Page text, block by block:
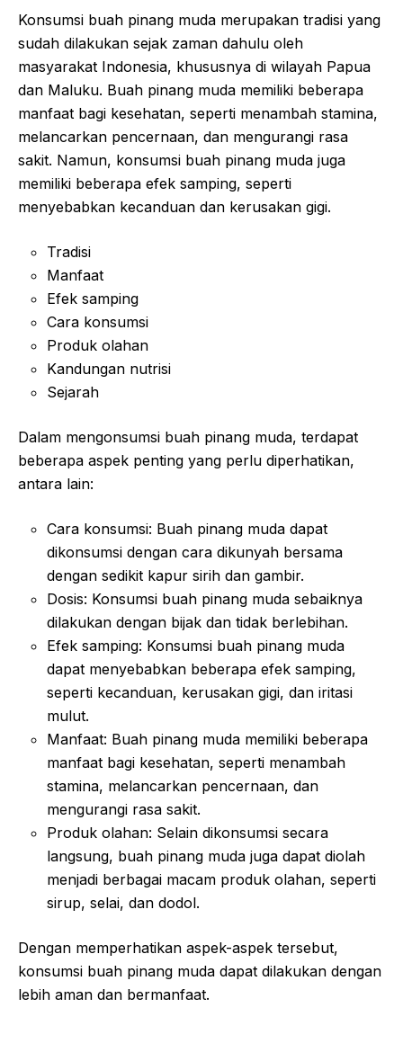
Konsumsi buah pinang muda merupakan tradisi yang
sudah dilakukan sejak zaman dahulu oleh
masyarakat Indonesia, khususnya di wilayah Papua
dan Maluku. Buah pinang muda memiliki beberapa
manfaat bagi kesehatan, seperti menambah stamina,
melancarkan pencernaan, dan mengurangi rasa
sakit. Namun, konsumsi buah pinang muda juga
memiliki beberapa efek samping, seperti
menyebabkan kecanduan dan kerusakan gigi.
Tradisi
Manfaat
Efek samping
Cara konsumsi
Produk olahan
Kandungan nutrisi
Sejarah
Dalam mengonsumsi buah pinang muda, terdapat
beberapa aspek penting yang perlu diperhatikan,
antara lain:
Cara konsumsi: Buah pinang muda dapat
dikonsumsi dengan cara dikunyah bersama
dengan sedikit kapur sirih dan gambir.
Dosis: Konsumsi buah pinang muda sebaiknya
dilakukan dengan bijak dan tidak berlebihan.
Efek samping: Konsumsi buah pinang muda
dapat menyebabkan beberapa efek samping,
seperti kecanduan, kerusakan gigi, dan iritasi
mulut.
Manfaat: Buah pinang muda memiliki beberapa
manfaat bagi kesehatan, seperti menambah
stamina, melancarkan pencernaan, dan
mengurangi rasa sakit.
Produk olahan: Selain dikonsumsi secara
langsung, buah pinang muda juga dapat diolah
menjadi berbagai macam produk olahan, seperti
sirup, selai, dan dodol.
Dengan memperhatikan aspek-aspek tersebut,
konsumsi buah pinang muda dapat dilakukan dengan
lebih aman dan bermanfaat.